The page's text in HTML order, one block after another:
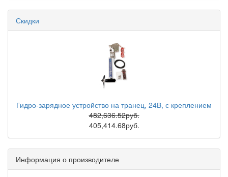
Скидки
Гидро-зарядное устройство на транец, 24В, с креплением
482,636.52руб.
405,414.68руб.
Информация о производителе